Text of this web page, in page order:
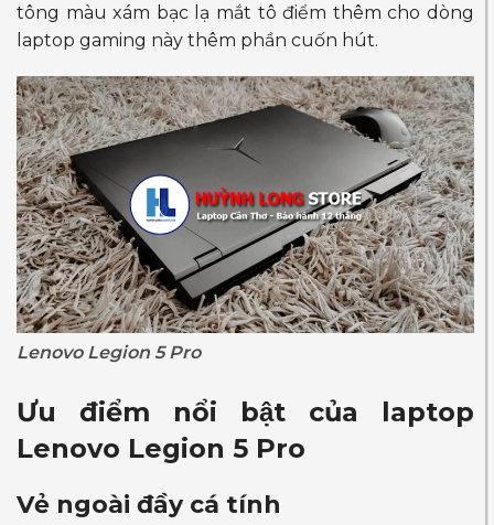
tông màu xám bạc lạ mắt tô điểm thêm cho dòng
laptop gaming này thêm phần cuốn hút.
Lenovo Legion 5 Pro
Ưu điểm nổi bật của laptop
Lenovo Legion 5 Pro
Vẻ ngoài đầy cá tính